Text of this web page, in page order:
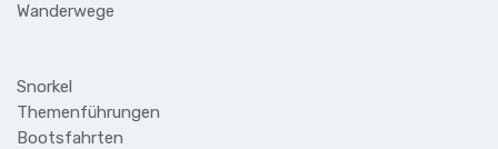
Wanderwege
Snorkel
Themenführungen
Bootsfahrten